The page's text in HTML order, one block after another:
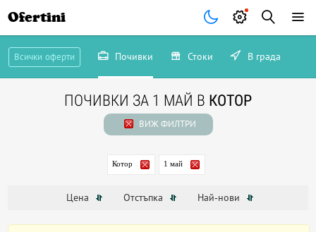
Ofertini
Всички оферти Почивки Стоки В града
ПОЧИВКИ ЗА 1 МАЙ В КОТОР
ВИЖ ФИЛТРИ
Котор 1 май
Цена Отстъпка Най-нови